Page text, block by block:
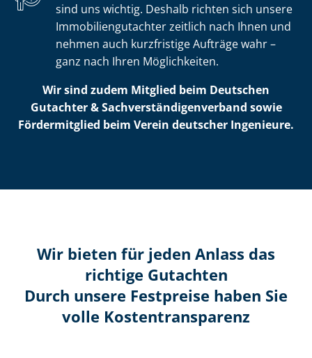
sind uns wichtig. Deshalb richten sich unsere
Im­mo­bi­li­en­gut­ach­ter zeitlich nach Ihnen und
nehmen auch kurzfristige Aufträge wahr –
ganz nach Ihren Möglichkeiten.
Wir sind zudem Mitglied beim Deutschen
Gutachter & Sach­ver­stän­di­gen­ver­band sowie
Fördermitglied beim Verein deutscher Ingenieure.
Wir bieten für jeden Anlass das
richtige Gutachten
Durch unsere Festpreise haben Sie
volle Kosten­transparenz